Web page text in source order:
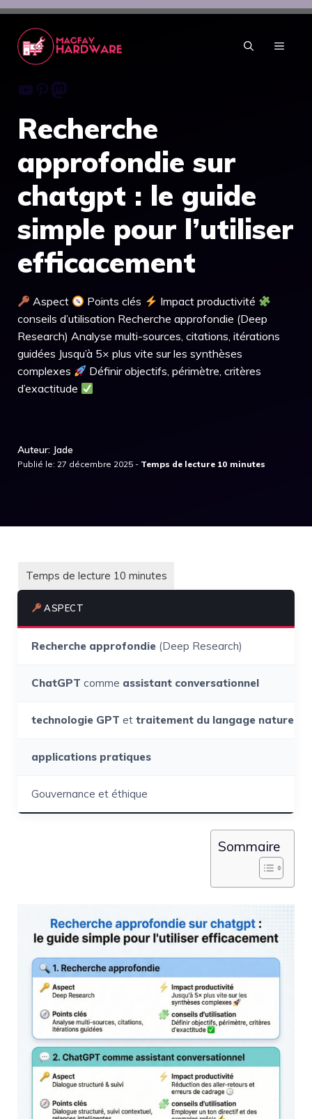
Aller
contenu
MENU
Youtube
Pinterest
Mastodon
Recherche
approfondie sur
chatgpt : le guide
simple pour l’utiliser
efficacement
Aspect Points clés
Impact productivité
conseils d’utilisation Recherche approfondie (Deep
Research) Analyse multi-sources, citations, itérations
guidées Jusqu’à 5× plus vite sur les synthèses
complexes
Définir objectifs, périmètre, critères
d’exactitude
Auteur: Jade
Publié le: 27 décembre 2025 -
ASPECT
Recherche approfondie (Deep Research)
ChatGPT comme assistant conversationnel
technologie GPT et traitement du langage naturel
applications pratiques
Gouvernance et éthique
Sommaire